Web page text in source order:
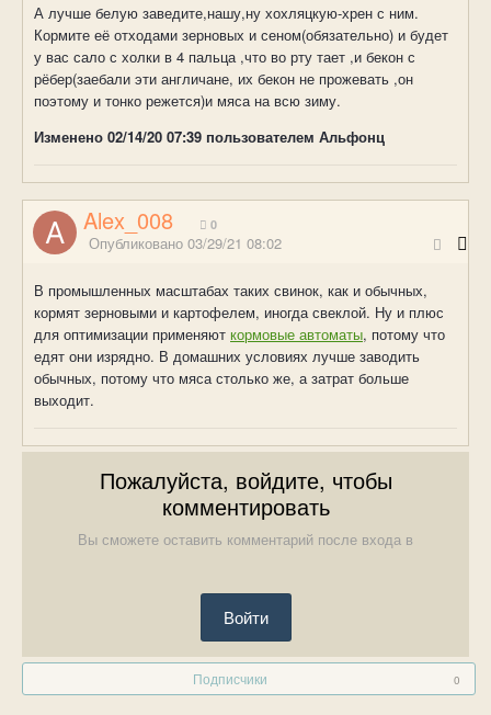
А лучше белую заведите,нашу,ну хохляцкую-хрен с ним.
Кормите её отходами зерновых и сеном(обязательно) и будет
у вас сало с холки в 4 пальца ,что во рту тает ,и бекон с
рёбер(заебали эти англичане, их бекон не прожевать ,он
поэтому и тонко режется)и мяса на всю зиму.
Изменено 02/14/20 07:39 пользователем Альфонц
Alex_008 0
Опубликовано 03/29/21 08:02
В промышленных масштабах таких свинок, как и обычных,
кормят зерновыми и картофелем, иногда свеклой. Ну и плюс
для оптимизации применяют кормовые автоматы, потому что
едят они изрядно. В домашних условиях лучше заводить
обычных, потому что мяса столько же, а затрат больше
выходит.
Пожалуйста, войдите, чтобы
комментировать
Вы сможете оставить комментарий после входа в
Войти
Подписчики 0